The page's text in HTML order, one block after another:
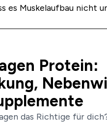
es Muskelaufbau nicht
Protein:
das Richtige für